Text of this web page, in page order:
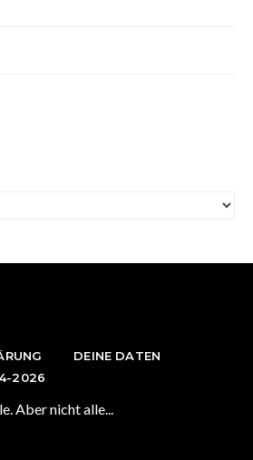
DEINE DATEN
2026
Aber nicht alle...